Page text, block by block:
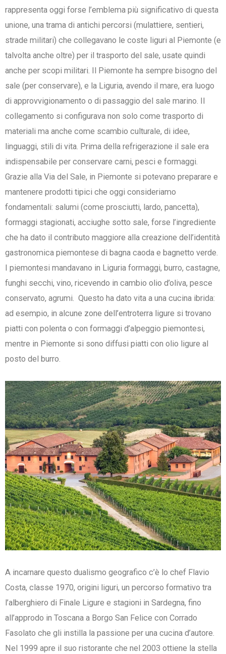
rappresenta oggi forse l’emblema più significativo di questa
unione, una trama di antichi percorsi (mulattiere, sentieri,
strade militari) che collegavano le coste liguri al Piemonte (e
talvolta anche oltre) per il trasporto del sale, usate quindi
anche per scopi militari. Il Piemonte ha sempre bisogno del
sale (per conservare), e la Liguria, avendo il mare, era luogo
di approvvigionamento o di passaggio del sale marino. Il
collegamento si configurava non solo come trasporto di
materiali ma anche come scambio culturale, di idee,
linguaggi, stili di vita. Prima della refrigerazione il sale era
indispensabile per conservare carni, pesci e formaggi.
Grazie alla Via del Sale, in Piemonte si potevano preparare e
mantenere prodotti tipici che oggi consideriamo
fondamentali: salumi (come prosciutti, lardo, pancetta),
formaggi stagionati, acciughe sotto sale, forse l’ingrediente
che ha dato il contributo maggiore alla creazione dell’identità
gastronomica piemontese di bagna caoda e bagnetto verde.
I piemontesi mandavano in Liguria formaggi, burro, castagne,
funghi secchi, vino, ricevendo in cambio olio d’oliva, pesce
conservato, agrumi. Questo ha dato vita a una cucina ibrida:
ad esempio, in alcune zone dell’entroterra ligure si trovano
piatti con polenta o con formaggi d’alpeggio piemontesi,
mentre in Piemonte si sono diffusi piatti con olio ligure al
posto del burro.
A incarnare questo dualismo geografico c’è lo chef Flavio
Costa, classe 1970, origini liguri, un percorso formativo tra
l’alberghiero di Finale Ligure e stagioni in Sardegna, fino
all’approdo in Toscana a Borgo San Felice con Corrado
Fasolato che gli instilla la passione per una cucina d’autore.
Nel 1999 apre il suo ristorante che nel 2003 ottiene la stella